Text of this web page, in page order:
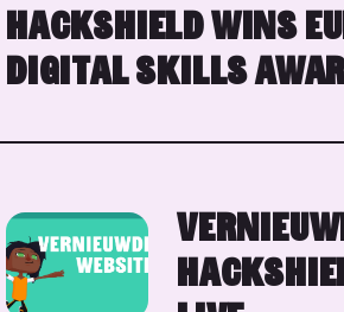
HACKSHIELD WINS
DIGITAL SKILLS